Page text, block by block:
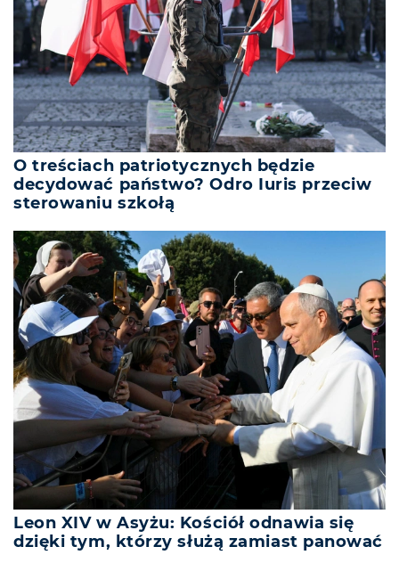
O treściach patriotycznych będzie
decydować państwo? Odro Iuris przeciw
sterowaniu szkołą
Leon XIV w Asyżu: Kościół odnawia się
dzięki tym, którzy służą zamiast panować